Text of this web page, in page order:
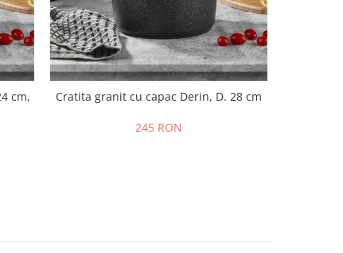
cm,
Cratita granit cu capac Derin, D. 28 cm
245 RON